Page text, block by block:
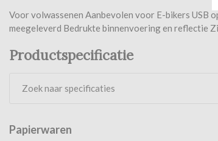
Voor volwassenen Aanbevolen voor E-bikers USB
meegeleverd Bedrukte binnenvoering en reflectie
Productspecificatie
Papierwaren